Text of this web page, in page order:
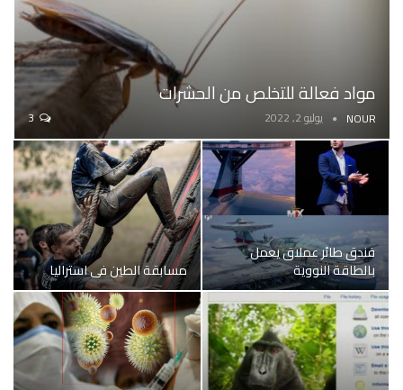
مواد فعالة للتخلص من الحشرات
NOUR يوليو 2, 2022 3
فندق طائر عملاق يعمل
بالطاقة النووية مسابقة الطين في استراليا